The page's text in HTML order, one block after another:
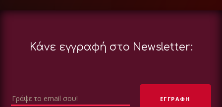
Κάνε εγγραφή στο Newsletter: